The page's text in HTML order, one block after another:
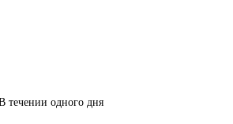
течении одного дня